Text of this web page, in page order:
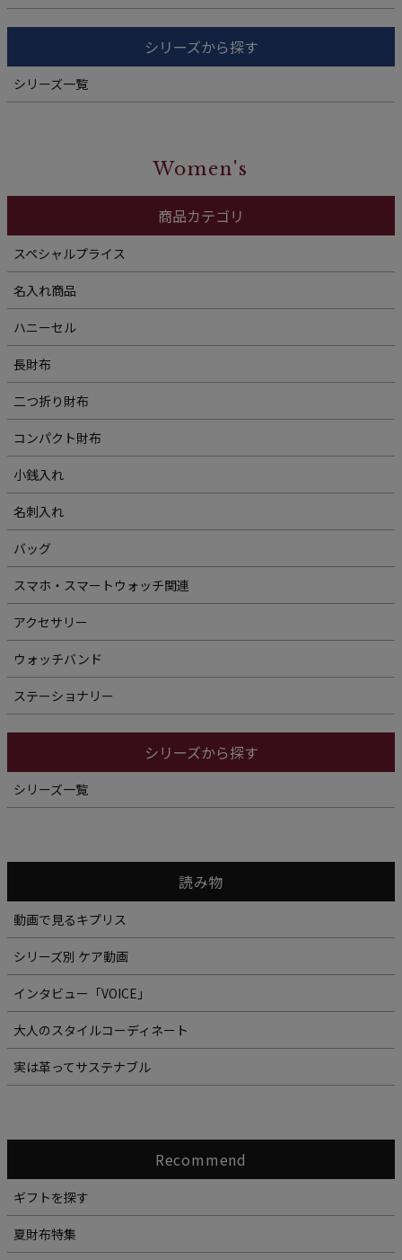
シリーズから探す
シリーズ一覧
Women's
商品カテゴリ
スペシャルプライス
名入れ商品
ハニーセル
長財布
二つ折り財布
コンパクト財布
小銭入れ
名刺入れ
バッグ
スマホ・スマートウォッチ関連
アクセサリー
ウォッチバンド
ステーショナリー
シリーズから探す
シリーズ一覧
読み物
動画で見るキプリス
シリーズ別 ケア動画
インタビュー「VOICE」
大人のスタイルコーディネート
実は革ってサステナブル
Recommend
ギフトを探す
夏財布特集